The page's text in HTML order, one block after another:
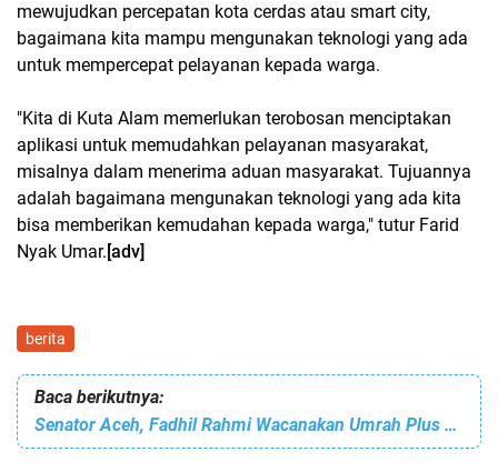
mewujudkan percepatan kota cerdas atau smart city,
bagaimana kita mampu mengunakan teknologi yang ada
untuk mempercepat pelayanan kepada warga.
"Kita di Kuta Alam memerlukan terobosan menciptakan
aplikasi untuk memudahkan pelayanan masyarakat,
misalnya dalam menerima aduan masyarakat. Tujuannya
adalah bagaimana mengunakan teknologi yang ada kita
bisa memberikan kemudahan kepada warga," tutur Farid
Nyak Umar. [adv]
berita
Baca berikutnya:
Senator Aceh, Fadhil Rahmi Wacanakan Umrah Plus Aceh